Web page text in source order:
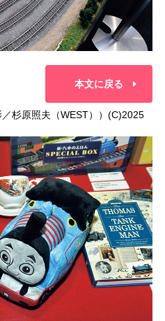
本文に戻る
杉原照夫（WEST））(C)2025